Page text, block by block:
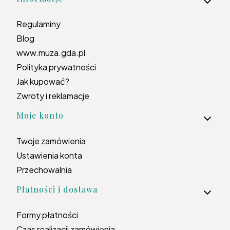
Regulaminy
Blog
www.muza.gda.pl
Polityka prywatności
Jak kupować?
Zwroty i reklamacje
Moje konto
Twoje zamówienia
Ustawienia konta
Przechowalnia
Płatności i dostawa
Formy płatności